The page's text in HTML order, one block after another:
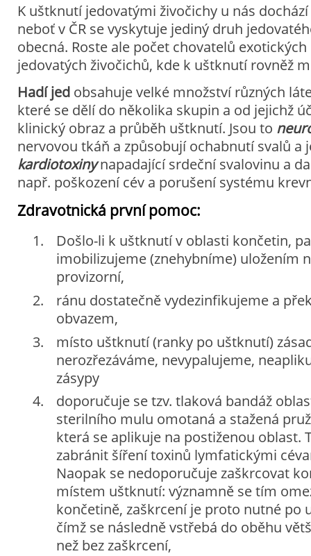
K uštknutí jedovatými živočichy u nás
neboť v ČR se vyskytuje jediný druh
obecná. Roste ale počet chovatelů
jedovatých živočichů, kde k uštknutí rovněž
Hadí jedobsahuje velké množství různých
které se dělí do několika skupin a od jejichž
klinický obraz a průběh uštknutí. Jsou to
nervovou tkáň a způsobují ochabnutí svalů a
kardiotoxinynapadající srdeční svalovinu a
např. poškození cév a porušení systému
Zdravotnická první pomoc:
Došlo-li k uštknutí v oblasti končetin,
imobilizujeme (znehybníme) uložením
provizorní,
ránu dostatečně vydezinfikujeme a
obvazem,
místo uštknutí (ranky po uštknutí)
nerozřezáváme, nevypalujeme,
zásypy
doporučuje se tzv. tlaková bandáž
sterilního mulu omotaná a stažená
která se aplikuje na postiženou oblast.
zabránit šíření toxinů lymfatickými
Naopak se nedoporučuje zaškrcovat
místem uštknutí: významně se tím
končetině, zaškrcení je proto nutné po
čímž se následně vstřebá do oběhu
než bez zaškrcení,